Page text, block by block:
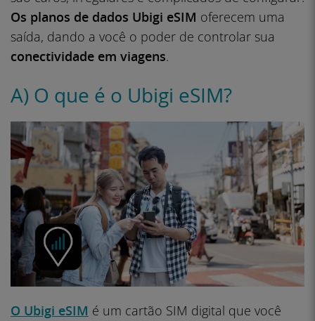
Os planos de dados Ubigi eSIM oferecem uma
saída, dando a você o poder de controlar sua
conectividade em viagens.
A) O que é o Ubigi eSIM?
O Ubigi eSIM é um cartão SIM digital que você